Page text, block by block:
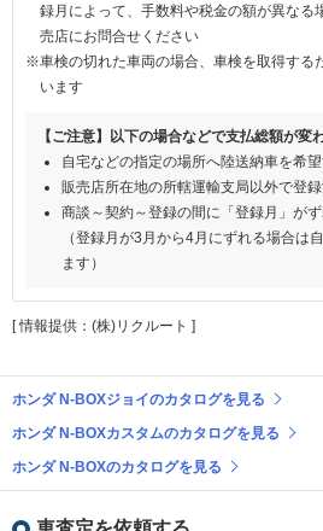
録月によって、手数料や税金の額が異なる
売店にお問合せください
※車検の切れた車両の場合、車検を取得する
います
【ご注意】以下の場合などで支払総額が変
自宅などの指定の場所へ陸送納車を希
販売店所在地の所轄運輸支局以外で登
商談～契約～登録の間に「登録月」が
（登録月が3月から4月にずれる場合は
ます）
[ 情報提供：(株)リクルート ]
ホンダ N-BOXジョイのカタログを見る
ホンダ N-BOXカスタムのカタログを見る
ホンダ N-BOXのカタログを見る